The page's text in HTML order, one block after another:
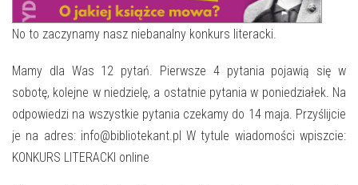
WYDARZYŁO SIĘ
STREFA KOLORU
POLECANE STRONY
WYDARZENIA KULTURALNE
FOTO
No to zaczynamy nasz niebanalny konkurs literacki.
Mamy dla Was 12 pytań. Pierwsze 4 pytania pojawią się w
sobotę, kolejne w niedzielę, a ostatnie pytania w poniedziałek. Na
odpowiedzi na wszystkie pytania czekamy do 14 maja. Przyślijcie
je na adres: info@bibliotekant.pl W tytule wiadomości wpiszcie:
KONKURS LITERACKI online